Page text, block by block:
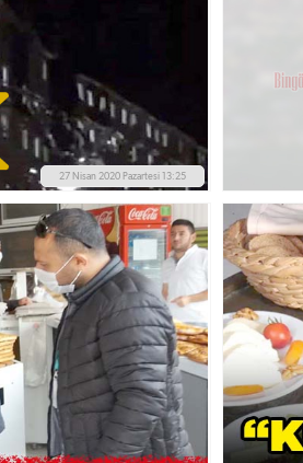
27 Nisan 2020 Pazartesi 13:25